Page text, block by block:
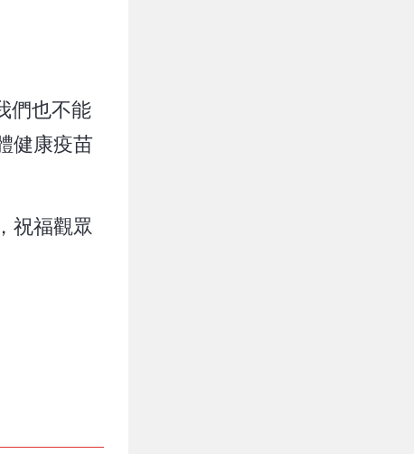
們也不能
健康疫苗
祝福觀眾